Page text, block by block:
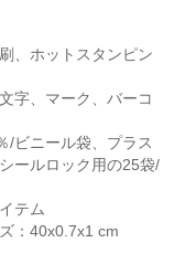
、ホットスタンピン
字、マーク、バーコ
/ビニール袋、プラス
ールロック用の25袋/
テム
：40x0.7x1 cm